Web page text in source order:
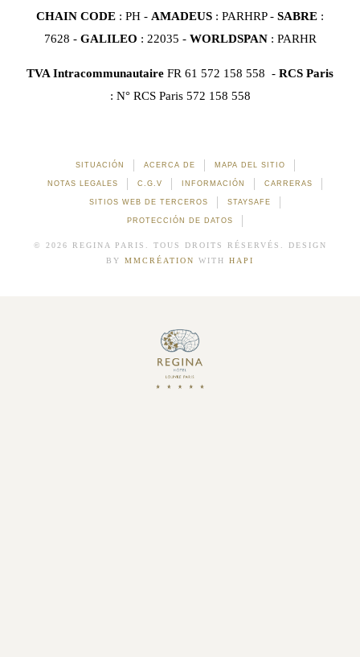
CHAIN CODE : PH - AMADEUS : PARHRP - SABRE :
7628 - GALILEO : 22035 - WORLDSPAN : PARHR
TVA Intracommunautaire FR 61 572 158 558 - RCS Paris
: N° RCS Paris 572 158 558
SITUACIÓN ACERCA DE MAPA DEL SITIO
NOTAS LEGALES C.G.V INFORMACIÓN CARRERAS
SITIOS WEB DE TERCEROS STAYSAFE
PROTECCIÓN DE DATOS
© 2026 REGINA PARIS. TOUS DROITS RÉSERVÉS. DESIGN
BY MMCRÉATION WITH HAPI